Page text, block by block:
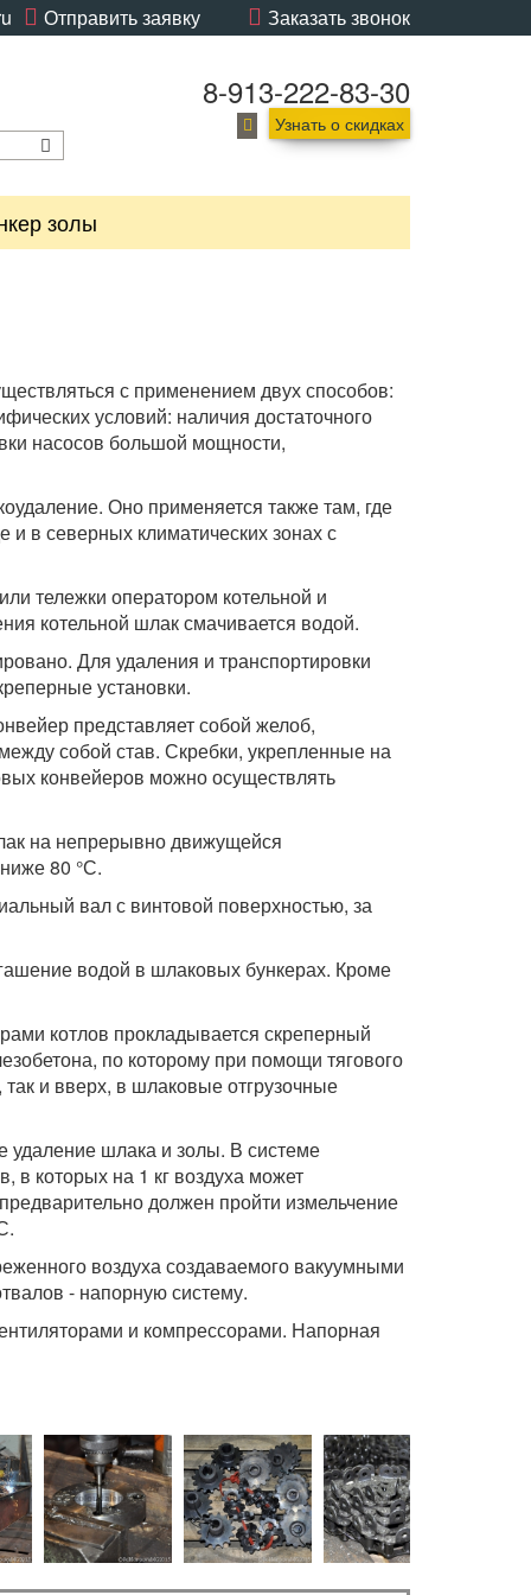
Заказать звонок
Отправить заявку
8-913-222-83-30
Узнать о скидках
золы
с применением двух способов:
условий: наличия достаточного
насосов большой мощности,
Оно применяется также там, где
и в северных климатических зонах с
тележки оператором котельной и
котельной шлак смачивается водой.
Для удаления и транспортировки
установки.
представляет собой желоб,
собой став. Скребки, укрепленные на
конвейеров можно осуществлять
на непрерывно движущейся
80 °С.
вал с винтовой поверхностью, за
водой в шлаковых бункерах. Кроме
котлов прокладывается скреперный
по которому при помощи тягового
и вверх, в шлаковые отгрузочные
удаление шлака и золы. В системе
в которых на 1 кг воздуха может
должен пройти измельчение
воздуха создаваемого вакуумными
- напорную систему.
и компрессорами. Напорная